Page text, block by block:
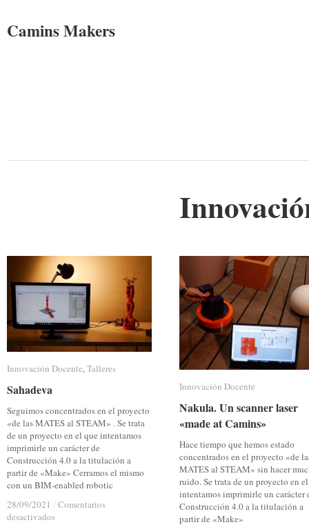
Camins Makers
Innovación Docente,Talleres
Sahadeva
Seguimos concentrados en el proyecto
«de las MATES al STEAM» . Se trata
de un proyecto en el que intentamos
imprimirle un carácter de
Construcción 4.0 a la titulación a
partir de «Make» Cerramos el mismo
con un BIM-enabled robotic
28/09/2021 / Comentarios
desactivadosen
Innovación Docente Talleres
Sahadeva
28/09/2021 / Comentarios
desactivadosen
Innovación Docente
Nakula. Un scanner laser
«made at Camins»
Hace tiempo que hemos estado
concentrados en el proyecto «de
MATES al STEAM» sin hacer
ruido. Se trata de un proyecto en
intentamos imprimirle un carácter
Construcción 4.0 a la titulación a
partir de «Make»
Innovación Docente
Nakula. Un scanner laser
«made at Camins»